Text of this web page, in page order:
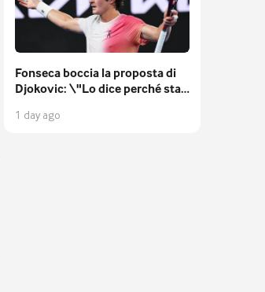
Fonseca boccia la proposta di
Djokovic: \"Lo dice perché sta
di 6 game\"
1 day ago